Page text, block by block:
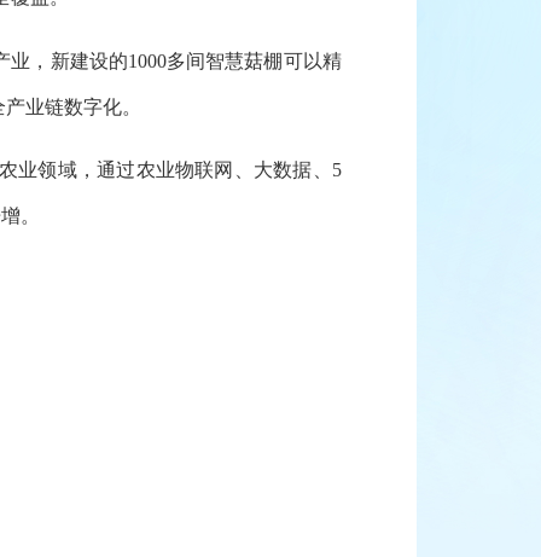
，新建设的1000多间智慧菇棚可以精
业链数字化。
领域，通过农业物联网、大数据、5
。